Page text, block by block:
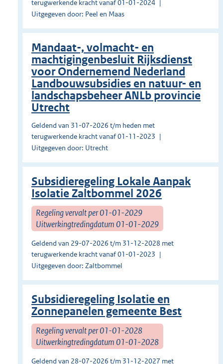
terugwerkende kracht vanaf 01-01-2024
Uitgegeven door: Peel en Maas
Mandaat-, volmacht- en
machtigingenbesluit Rijksdienst
voor Ondernemend Nederland
Landbouwsubsidies en natuur- en
landschapsbeheer ANLb provincie
Utrecht
Geldend van 31-07-2026 t/m heden met
terugwerkende kracht vanaf 01-11-2023
Uitgegeven door: Utrecht
Subsidieregeling Lokale Aanpak
Isolatie Zaltbommel 2026
Regeling vervalt per 01-01-2029
Uitwerkingtredingdatum 01-01-2029
Geldend van 29-07-2026 t/m 31-12-2028 met
terugwerkende kracht vanaf 01-01-2023
Uitgegeven door: Zaltbommel
Subsidieregeling Isolatie en
Zonnepanelen gemeente Best
Regeling vervalt per 01-01-2028
Uitwerkingtredingdatum 01-01-2028
Geldend van 28-07-2026 t/m 31-12-2027 met